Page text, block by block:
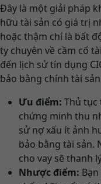
Đây là một giải pháp
hữu tài sản có giá trị
hoặc thậm chí là bất
ty chuyên về cầm cố
đến lịch sử tín dụng
bảo bằng chính tài
Ưu điểm: Thủ tục
chứng minh thu
sử nợ xấu ít ảnh
bảo bằng tài sản.
cho vay sẽ thanh
Nhược điểm: